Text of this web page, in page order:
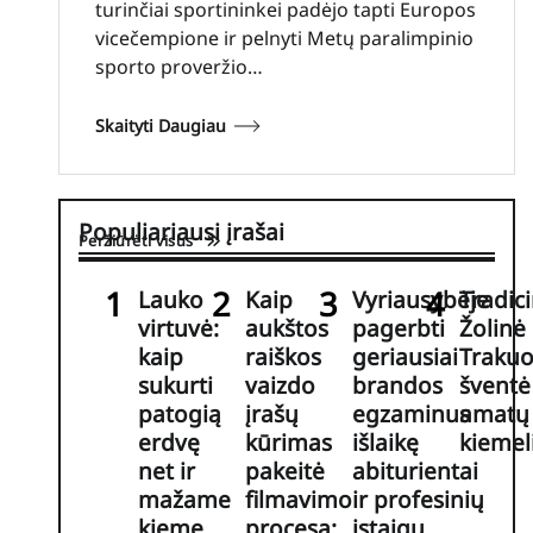
turinčiai sportininkei padėjo tapti Europos
vicečempione ir pelnyti Metų paralimpinio
sporto proveržio…
Skaityti Daugiau
Populiariausi įrašai
Peržiūrėti visus
Lauko
virtuvė:
kaip
sukurti
patogią
erdvę
net ir
mažame
Kaip
aukštos
raiškos
vaizdo
įrašų
kūrimas
pakeitė
filmavimo
Vyriausybėje
pagerbti
geriausiai
brandos
egzaminus
išlaikę
abiturientai
ir profesinių
Žolinė
amatų